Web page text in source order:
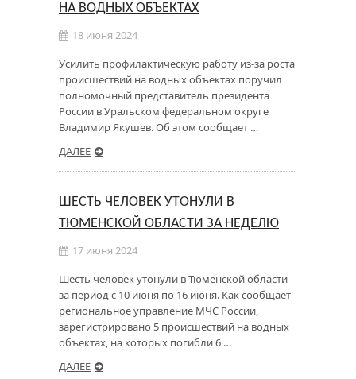
НА ВОДНЫХ ОБЪЕКТАХ
18 июня 2024
Усилить профилактическую работу из-за роста
происшествий на водных объектах поручил
полномочный представитель президента
России в Уральском федеральном округе
Владимир Якушев. Об этом сообщает …
ДАЛЕЕ
ШЕСТЬ ЧЕЛОВЕК УТОНУЛИ В
ТЮМЕНСКОЙ ОБЛАСТИ ЗА НЕДЕЛЮ
17 июня 2024
Шесть человек утонули в Тюменской области
за период с 10 июня по 16 июня. Как сообщает
региональное управление МЧС России,
зарегистрировано 5 происшествий на водных
объектах, на которых погибли 6 …
ДАЛЕЕ